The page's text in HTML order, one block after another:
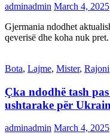
adminadmin March 4, 2025
Gjermania ndodhet
qeverisë dhe koha nuk
Bota, Lajme, Mister, Rajoni
Çka ndodhë tash
ushtarake për
adminadmin March 4, 2025